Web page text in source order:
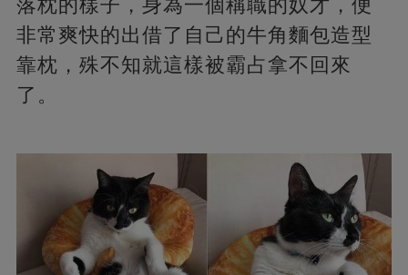
落枕的樣子，身為一個稱職的奴才，便
非常爽快的出借了自己的牛角麵包造型
靠枕，殊不知就這樣被霸占拿不回來
了。